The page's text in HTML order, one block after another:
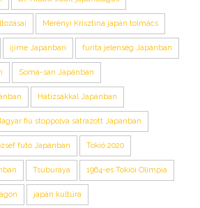
Merényi Krisztina japán tolmács
ijime Japánban furita jelenség Japánban
Soma-san Japánban
Hátizsákkal Japánban
fiú stoppolva sátrazott Japánban
futó Japánban Tokió 2020
Tsuburaya 1964-es Tokiói Olimpia
japán kultúra